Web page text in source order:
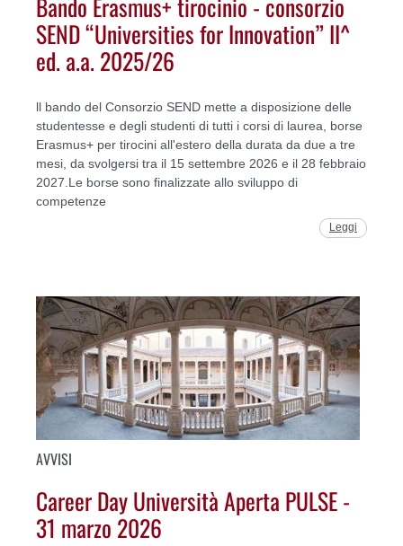
SEND “Universities for Innovation” II^
ed. a.a. 2025/26
ll bando del Consorzio SEND mette a disposizione delle
studentesse e degli studenti di tutti i corsi di laurea, borse
Erasmus+ per tirocini all'estero della durata da due a tre
mesi, da svolgersi tra il 15 settembre 2026 e il 28 febbraio
2027.Le borse sono finalizzate allo sviluppo di
competenze
Leggi
AVVISI
Career Day Università Aperta PULSE -
31 marzo 2026